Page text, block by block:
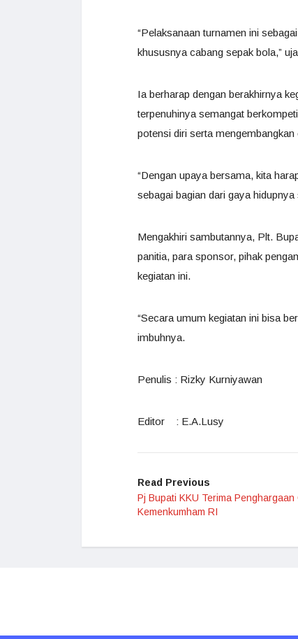
“Pelaksanaan turnamen ini
khususnya cabang sepak bola,”
Ia berharap dengan berakhirnya
terpenuhinya semangat
potensi diri serta mengembangkan
“Dengan upaya bersama, kita
sebagai bagian dari gaya
Mengakhiri sambutannya, Plt.
panitia, para sponsor, pihak
kegiatan ini.
“Secara umum kegiatan ini bisa
imbuhnya.
Penulis : Rizky Kurniyawan
Editor : E.A.Lusy
Read Previous
Pj Bupati KKU Terima Penghargaan
Kemenkumham RI